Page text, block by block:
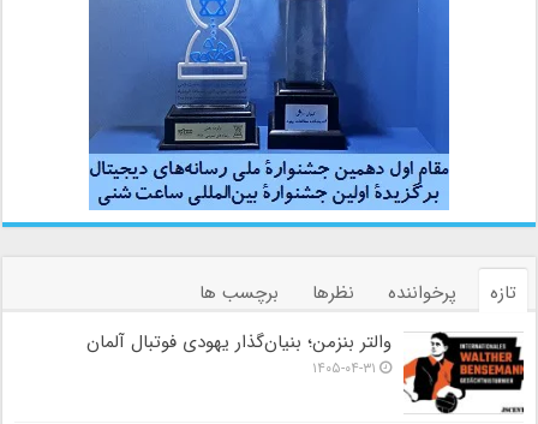
تازه پرخواننده نظرها
برچسب ها
والتر بنزمن؛ بنیان‌گذار یهودی فوتبال آلمان
۱۴۰۵-۰۴-۳۱